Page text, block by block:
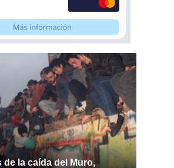
de la caída del Muro,